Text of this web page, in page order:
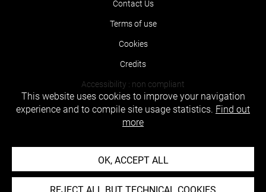
Contact Us
Terms of use
Cookies
Credits
Accessibility : non compliant
This website uses cookies to improve your navigation
experience and to compile site usage statistics. Find out
more
OK, ACCEPT ALL